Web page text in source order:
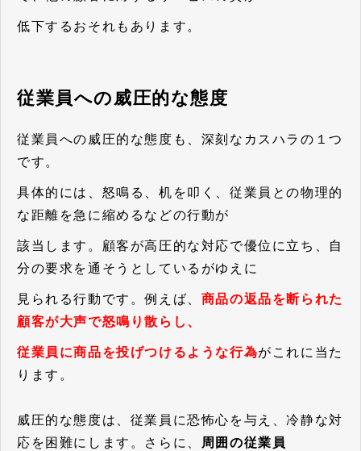
低下するおそれもあります。
従業員への威圧的な態度
従業員への威圧的な態度も、深刻なカスハラの１つ
です。
具体的には、怒鳴る、机を叩く、従業員との物理的
な距離を急に縮めるなどの行動が
該当します。顧客が高圧的な対応で優位に立ち、自
分の要求を通そうとしているがゆえに
見られる行動です。例えば、 商品の返品を断られた
顧客が大声で怒鳴り散らし、
従業員に商品を投げつけるような行為がこれに当た
ります。
威圧的な態度は、従業員に恐怖心を与え、冷静な対
応を困難にします。さらに、
周囲の従業員